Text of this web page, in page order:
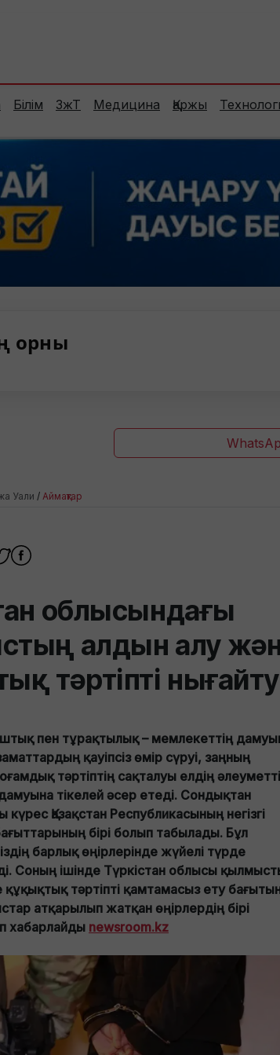
Білім ЗжТ Медицина Қаржы
орны
Уали / Аймақтар
облысындағы
алдын алу
тәртіпті нығайту
пен тұрақтылық – мемлекеттің
қауіпсіз өмір сүруі, заңның
тәртіптің сақталуы елдің
тікелей әсер етеді. Сондықтан
Қазақстан Республикасының негізгі
бірі болып табылады. Бұл
барлық өңірлерінде жүйелі түрде
Соның ішінде Түркістан облысы
тәртіпті қамтамасыз ету
атқарылып жатқан өңірлердің бірі
хабарлайды newsroom.kz